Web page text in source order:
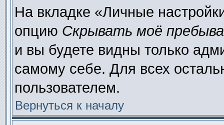
На вкладке «Личные
опцию Скрывать моё
и вы будете видны только
самому себе. Для всех
пользователем.
Вернуться к началу